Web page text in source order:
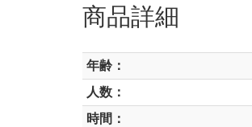
商品詳細
年齢：
人数：
時間：